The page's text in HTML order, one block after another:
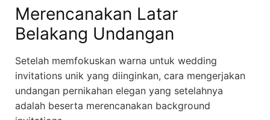
Merencanakan Latar
Belakang Undangan
Setelah memfokuskan warna untuk wedding
invitations unik yang diinginkan, cara mengerjakan
undangan pernikahan elegan yang setelahnya
adalah beserta merencanakan background